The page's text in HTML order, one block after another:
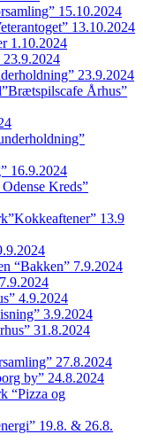
15.10.2024
13.10.2024
1.10.2024
23.9.2024
23.9.2024
Århus”
16.9.2024
Kreds”
13.9
“Bakken” 7.9.2024
4.9.2024
3.9.2024
31.8.2024
27.8.2024
by” 24.8.2024
“Pizza og
19.8. & 26.8.